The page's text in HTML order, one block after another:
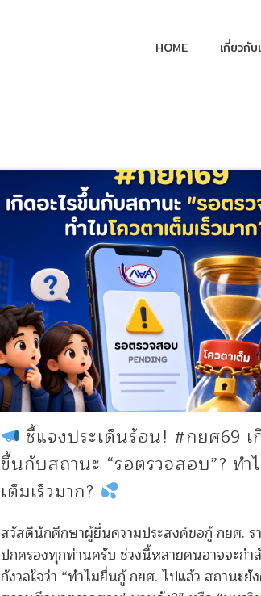
HOME เกี่ยวกับ
ชี้แจงประเด็นร้อน! #กยศ69 เ
ขึ้นกับสถานะ “รอตรวจสอบ”? ทำ
เต็มเร็วมาก?
สวัสดีนักศึกษาผู้ยื่นความประสงค์ขอกู้ กยศ. ร
ปกครองทุกท่านครับ ช่วงนี้หลายคนอาจจะกำ
กังวลใจว่า “ทำไมยื่นกู้ กยศ. ไปแล้ว สถานะยั